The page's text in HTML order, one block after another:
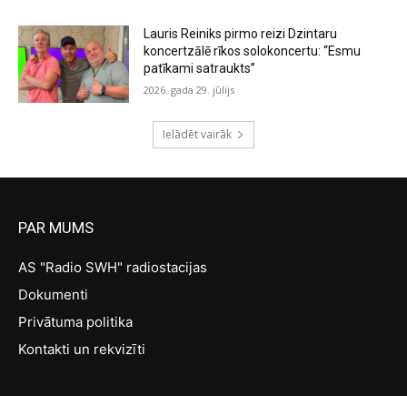
Lauris Reiniks pirmo reizi Dzintaru
koncertzālē rīkos solokoncertu: “Esmu
patīkami satraukts”
2026. gada 29. jūlijs
Ielādēt vairāk
PAR MUMS
AS "Radio SWH" radiostacijas
Dokumenti
Privātuma politika
Kontakti un rekvizīti